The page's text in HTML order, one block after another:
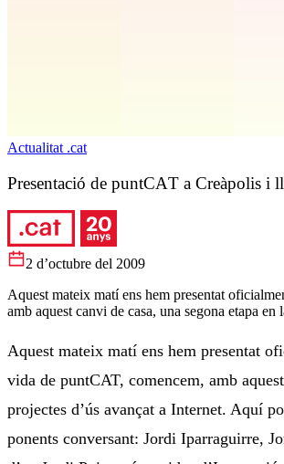
Actualitat .cat
Presentació de puntCAT a Creàpolis i
2 d’octubre del 2009
Aquest mateix matí ens hem presentat
amb aquest canvi de casa, una segona etapa
Aquest mateix matí ens hem presentat
vida de puntCAT, comencem, amb
projectes d’ús avançat a Internet. Aquí
ponents conversant: Jordi Iparraguirre,